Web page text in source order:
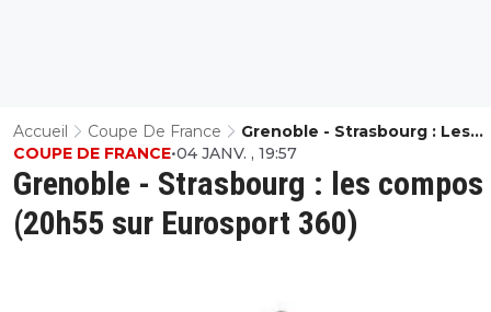
Accueil Coupe De France
Grenoble - Strasbourg : Les
Compos (20h55 Sur
Grenoble - Strasbourg : les compos
(20h55 sur Eurosport 360)
COUPE DE FRANCE•04 JANV. , 19:57